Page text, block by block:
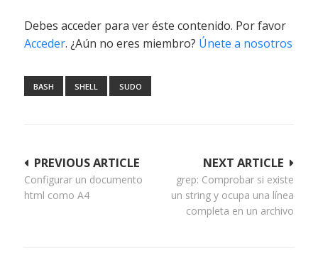
Debes acceder para ver éste contenido. Por favor
Acceder. ¿Aún no eres miembro? Únete a nosotros
BASH SHELL SUDO
Navegación
de
NEXT ARTICLE
grep: Comprobar si existe
un string y ocupa una línea
completa en un archivo
PREVIOUS ARTICLE
Configurar un documento
html como A4